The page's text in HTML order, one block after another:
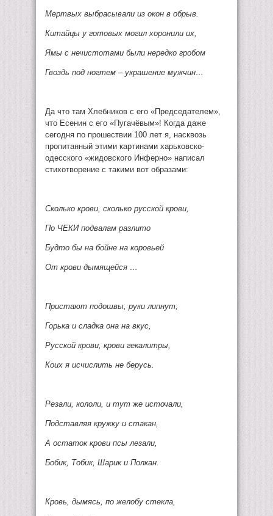
Мертвых выбрасывали из окон в обрыв.
Китайцы у готовых могил хоронили их,
Ямы с нечистотами были нередко гробом
Гвоздь под ногтем – украшение мужчин…
Да что там Хлебников с его «Председателем»,
что Есенин с его «Пугачёвым»! Когда даже
сегодня по прошествии 100 лет я, насквозь
пропитанный этими картинами харьковско-
одесского «жидовского Инферно» написал
стихотворение с такими вот образами:
Сколько крови, сколько русской крови,
По ЧЕКИ подвалам разлито
Будто бы на бойне на коровьей
От крови дымящейся …
Пристают подошвы, руки липнут,
Горька и сладка она на вкус,
Русской крови, крови гекалитры,
Коих я исчислить не берусь.
Резали, кололи, и тут же источали,
Подставляя кружку и стакан,
А остаток крови псы лезали,
Бобик, Тобик, Шарик и Полкан.
Кровь, дымясь, по желобу стекла,